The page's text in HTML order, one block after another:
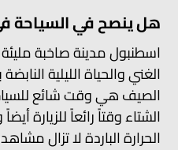
هل ينصح في السياحة
اسطنبول مدينة صاخبة مليئة
الغني والحياة الليلية
الصيف هي وقت شائع
الشتاء وقتاً رائعاً للزيارة
الحرارة الباردة لا تزال